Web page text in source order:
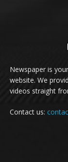
Newspaper is
website. We
videos straight
Contact us: